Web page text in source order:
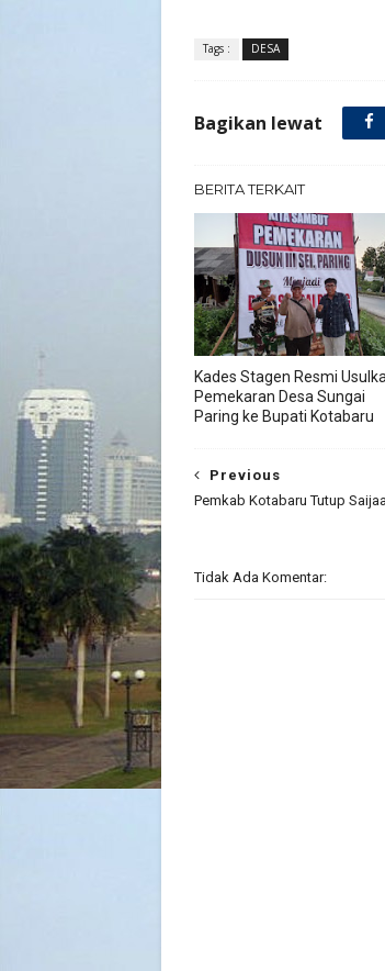
Tags : DESA
Bagikan lewat
BERITA TERKAIT
Kades Stagen Resmi
Pemekaran Desa Sungai
Paring ke Bupati Kotabaru
Previous
Pemkab Kotabaru Tutup
Tidak Ada Komentar: